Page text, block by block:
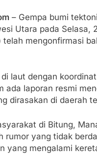
– Gempa bumi
Utara pada Selasa,
telah mengonfirmasi
laut dengan
ada laporan resmi
dirasakan di daerah
di Bitung,
rumor yang tidak
yang mengalami